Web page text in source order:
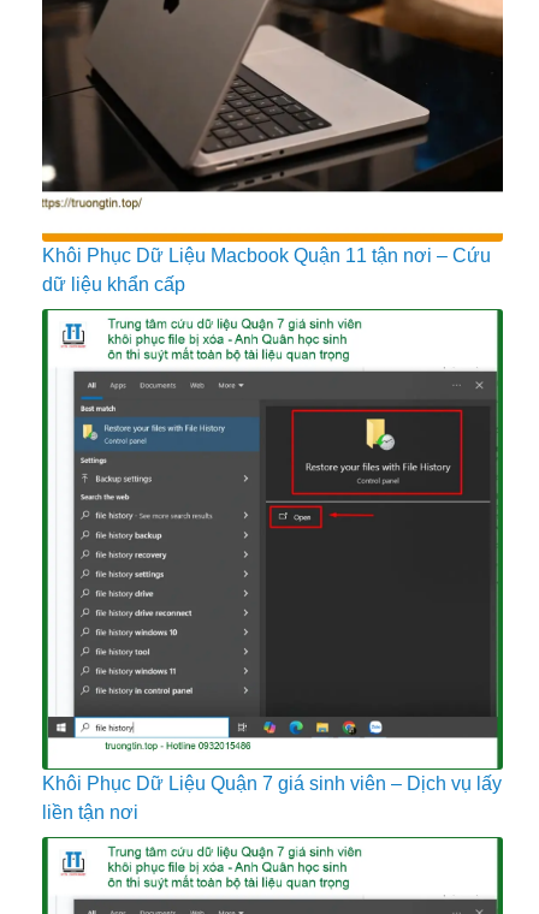
Khôi Phục Dữ Liệu Macbook Quận 11 tận nơi – Cứu
dữ liệu khẩn cấp
Khôi Phục Dữ Liệu Quận 7 giá sinh viên – Dịch vụ lấy
liền tận nơi